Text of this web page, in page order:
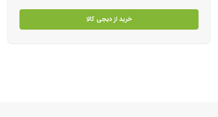
خرید از دیجی کالا